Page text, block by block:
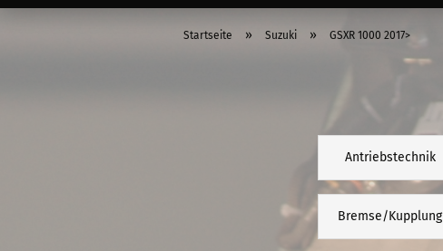
Startseite » Suzuki » GSXR 1000 2017>
Antriebstechnik
Bremse/Kupplung